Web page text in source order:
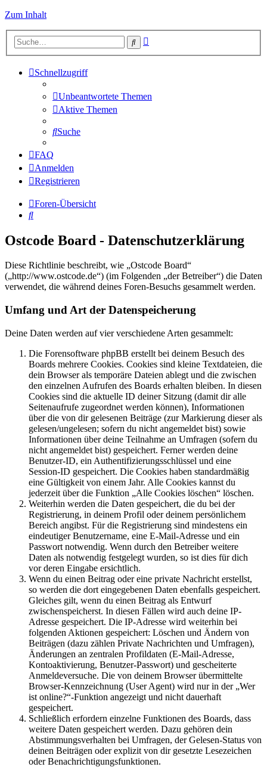
Zum Inhalt
Suche
Schnellzugriff
Unbeantwortete Themen
Aktive Themen
Suche
FAQ
Anmelden
Registrieren
Foren-Übersicht
Suche
Ostcode Board - Datenschutzerklärung
Diese Richtlinie beschreibt, wie „Ostcode Board“
(„http://www.ostcode.de“) (im Folgenden „der Betreiber“) die Daten
verwendet, die während deines Foren-Besuchs gesammelt werden.
Umfang und Art der Datenspeicherung
Deine Daten werden auf vier verschiedene Arten gesammelt:
Die Forensoftware phpBB erstellt bei deinem Besuch des
Boards mehrere Cookies. Cookies sind kleine Textdateien, die
dein Browser als temporäre Dateien ablegt und die zwischen
den einzelnen Aufrufen des Boards erhalten bleiben. In diesen
Cookies sind die aktuelle ID deiner Sitzung (damit dir alle
Seitenaufrufe zugeordnet werden können), Informationen
über die von dir gelesenen Beiträge (zur Markierung dieser als
gelesen/ungelesen; sofern du nicht angemeldet bist) sowie
Informationen über deine Teilnahme an Umfragen (sofern du
nicht angemeldet bist) gespeichert. Ferner werden deine
Benutzer-ID, ein Authentifizierungsschlüssel und eine
Session-ID gespeichert. Die Cookies haben standardmäßig
eine Gültigkeit von einem Jahr. Alle Cookies kannst du
jederzeit über die Funktion „Alle Cookies löschen“ löschen.
Weiterhin werden die Daten gespeichert, die du bei der
Registrierung, in deinem Profil oder deinem persönlichem
Bereich angibst. Für die Registrierung sind mindestens ein
eindeutiger Benutzername, eine E-Mail-Adresse und ein
Passwort notwendig. Wenn durch den Betreiber weitere
Daten als notwendig festgelegt wurden, so ist dies für dich
vor deren Eingabe ersichtlich.
Wenn du einen Beitrag oder eine private Nachricht erstellst,
so werden die dort eingegebenen Daten ebenfalls gespeichert.
Gleiches gilt, wenn du einen Beitrag als Entwurf
zwischenspeicherst. In diesen Fällen wird auch deine IP-
Adresse gespeichert. Die IP-Adresse wird weiterhin bei
folgenden Aktionen gespeichert: Löschen und Ändern von
Beiträgen (dazu zählen Private Nachrichten und Umfragen),
Änderungen an zentralen Profildaten (E-Mail-Adresse,
Kontoaktivierung, Benutzer-Passwort) und gescheiterte
Anmeldeversuche. Die von deinem Browser übermittelte
Browser-Kennzeichnung (User Agent) wird nur in der „Wer
ist online?“-Funktion angezeigt und nicht dauerhaft
gespeichert.
Schließlich erfordern einzelne Funktionen des Boards, dass
weitere Daten gespeichert werden. Dazu gehören dein
Abstimmungsverhalten bei Umfragen, der Gelesen-Status von
deinen Beiträgen oder explizit von dir gesetzte Lesezeichen
oder Benachrichtigungsfunktionen.